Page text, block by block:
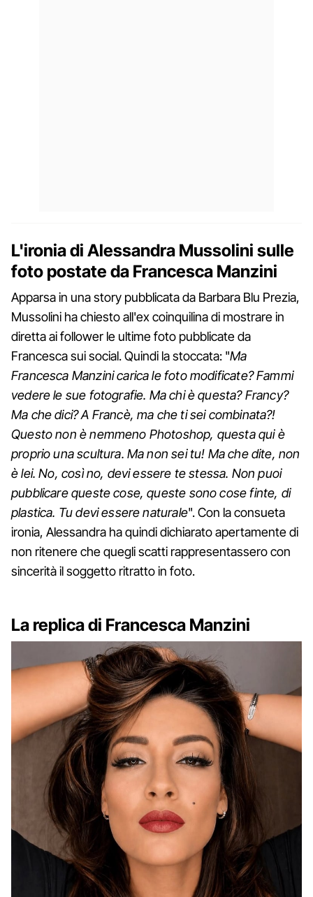
L'ironia di Alessandra Mussolini sulle
foto postate da Francesca Manzini
Apparsa in una story pubblicata da Barbara Blu Prezia,
Mussolini ha chiesto all'ex coinquilina di mostrare in
diretta ai follower le ultime foto pubblicate da
Francesca sui social. Quindi la stoccata: "Ma
Francesca Manzini carica le foto modificate? Fammi
vedere le sue fotografie. Ma chi è questa? Francy?
Ma che dici? A Francè, ma che ti sei combinata?!
Questo non è nemmeno Photoshop, questa qui è
proprio una scultura. Ma non sei tu! Ma che dite, non
è lei. No, così no, devi essere te stessa. Non puoi
pubblicare queste cose, queste sono cose finte, di
plastica. Tu devi essere naturale". Con la consueta
ironia, Alessandra ha quindi dichiarato apertamente di
non ritenere che quegli scatti rappresentassero con
sincerità il soggetto ritratto in foto.
La replica di Francesca Manzini